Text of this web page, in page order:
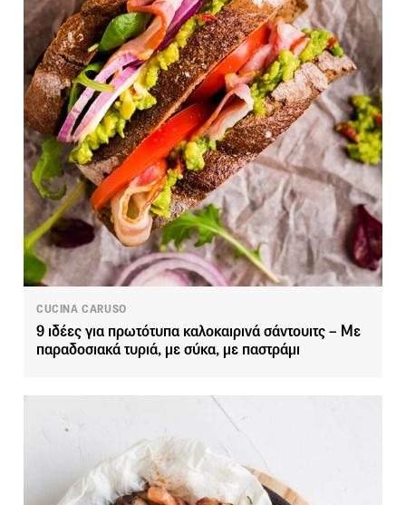
CUCINA CARUSO
9 ιδέες για πρωτότυπα καλοκαιρινά σάντουιτς – Με
παραδοσιακά τυριά, με σύκα, με παστράμι